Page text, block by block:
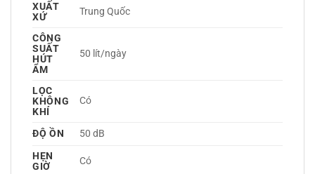
XUẤT
XỨ
Trung Quốc
CÔNG
SUẤT
HÚT
ẨM
50 lít/ngày
LỌC
KHÔNG
KHÍ
Có
ĐỘ ỒN
50 dB
HẸN
GIỜ
Có